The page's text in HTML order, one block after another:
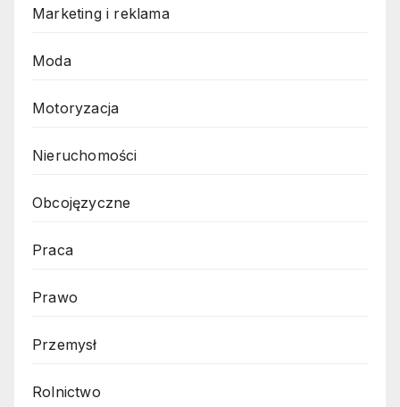
Marketing i reklama
Moda
Motoryzacja
Nieruchomości
Obcojęzyczne
Praca
Prawo
Przemysł
Rolnictwo